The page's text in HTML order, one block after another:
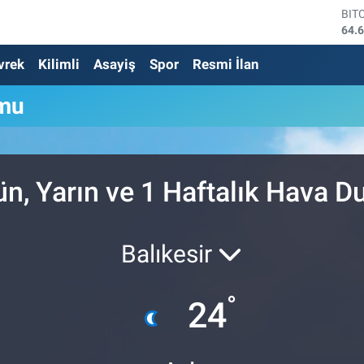
Kilimli Asayiş Spor Resmi İlan
Yarın ve 1 Haftalık Hava
Balıkesir
24°